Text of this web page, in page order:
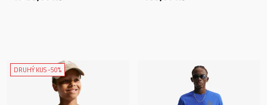
DRUHÝ KUS -50%